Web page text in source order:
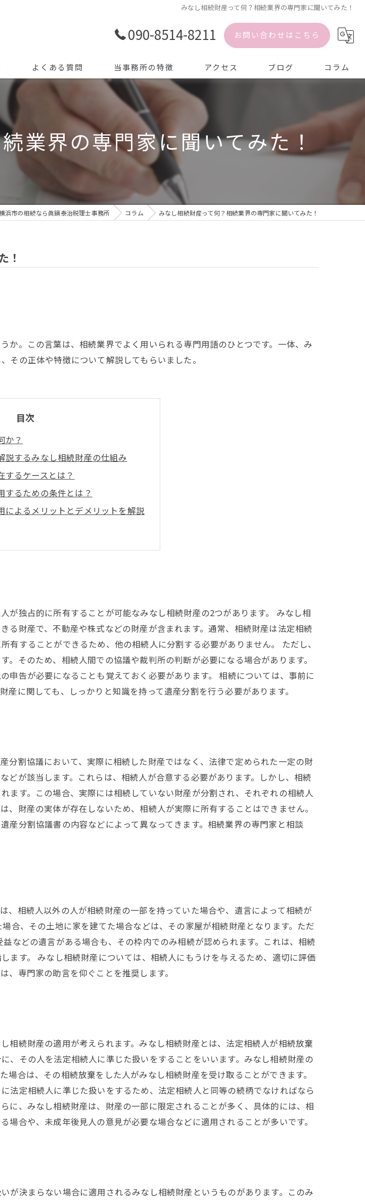
みなし相続財産って何？相続業界の専門家に聞いてみた！
090-8514-8211 お問い合わせはこちら
よくある質問 当事務所の特徴
生前贈与
精算課税
アクセス ブログ コラム
業界の専門家に聞いてみた！
浜市の相続なら眞鍋泰治税理士事務所 コラム みなし相続財産って何？相続業界の専門家に聞いてみた！
！
か。この言葉は、相続業界でよく用いられる専門用語のひとつです。一体、み
その正体や特徴について解説してもらいました。
目次
か？
説するみなし相続財産の仕組み
するケースとは？
するための条件とは？
によるメリットとデメリットを解説
が独占的に所有することが可能なみなし相続財産の2つがあります。 みなし相
る財産で、不動産や株式などの財産が含まれます。通常、相続財産は法定相続
することができるため、他の相続人に分割する必要がありません。 ただし、
そのため、相続人間での協議や裁判所の判断が必要になる場合があります。
申告が必要になることも覚えておく必要があります。 相続については、事前に
に関しても、しっかりと知識を持って遺産分割を行う必要があります。
分割協議において、実際に相続した財産ではなく、法律で定められた一定の財
が該当します。これらは、相続人が合意する必要があります。しかし、相続
ます。この場合、実際には相続していない財産が分割され、それぞれの相続人
財産の実体が存在しないため、相続人が実際に所有することはできません。
産分割協議書の内容などによって異なってきます。相続業界の専門家と相談
、相続人以外の人が相続財産の一部を持っていた場合や、遺言によって相続が
合、その土地に家を建てた場合などは、その家屋が相続財産となります。ただ
などの遺言がある場合も、その枠内でのみ相続が認められます。これは、相続
ます。 みなし相続財産については、相続人にもうけを与えるため、適切に評価
専門家の助言を仰ぐことを推奨します。
相続財産の適用が考えられます。みなし相続財産とは、法定相続人が相続放棄
、その人を法定相続人に準じた扱いをすることをいいます。みなし相続財産の
合は、その相続放棄をした人がみなし相続財産を受け取ることができます。
法定相続人に準じた扱いをするため、法定相続人と同等の続柄でなければなら
に、みなし相続財産は、財産の一部に限定されることが多く、具体的には、相
合や、未成年後見人の意見が必要な場合などに適用されることが多いです。
が決まらない場合に適用されるみなし相続財産というものがあります。このみ